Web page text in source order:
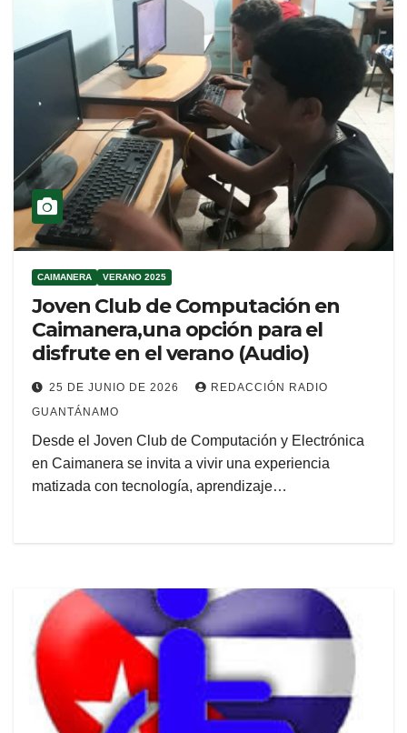
CAIMANERA VERANO 2025
Joven Club de Computación en
Caimanera,una opción para el
disfrute en el verano (Audio)
25 DE JUNIO DE 2026
REDACCIÓN RADIO
GUANTÁNAMO
Desde el Joven Club de Computación y Electrónica
en Caimanera se invita a vivir una experiencia
matizada con tecnología, aprendizaje…